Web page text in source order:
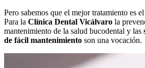
Pero sabemos que el mejor tratamiento es
Para la Clínica Dental Vicálvaro la
mantenimiento de la salud bucodental y las
de fácil mantenimiento son una vocación.